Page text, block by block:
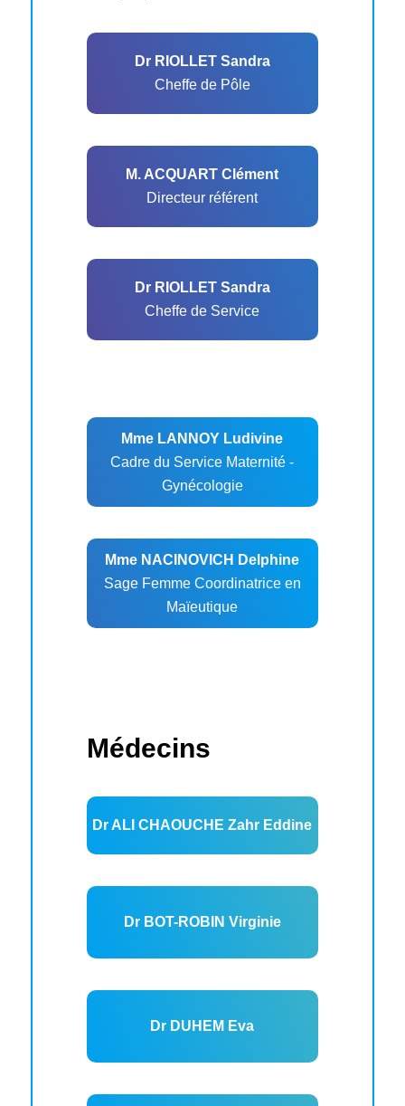
Dr RIOLLET Sandra
Cheffe de Pôle
M. ACQUART Clément
Directeur référent
Dr RIOLLET Sandra
Cheffe de Service
Mme LANNOY Ludivine
Cadre du Service Maternité -
Gynécologie
Mme NACINOVICH Delphine
Sage Femme Coordinatrice en
Maïeutique
Médecins
Dr ALI CHAOUCHE Zahr Eddine
Dr BOT-ROBIN Virginie
Dr DUHEM Eva